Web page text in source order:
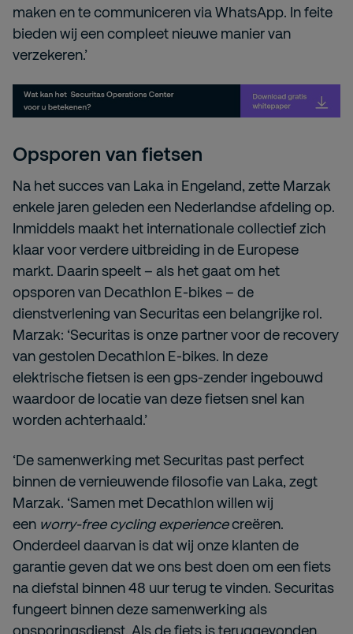
maken en te communiceren via WhatsApp. In feite
bieden wij een compleet nieuwe manier van
verzekeren.’
Opsporen van fietsen
Na het succes van Laka in Engeland, zette Marzak
enkele jaren geleden een Nederlandse afdeling op.
Inmiddels maakt het internationale collectief zich
klaar voor verdere uitbreiding in de Europese
markt. Daarin speelt – als het gaat om het
opsporen van Decathlon E-bikes – de
dienstverlening van Securitas een belangrijke rol.
Marzak: ‘Securitas is onze partner voor de recovery
van gestolen Decathlon E-bikes. In deze
elektrische fietsen is een gps-zender ingebouwd
waardoor de locatie van deze fietsen snel kan
worden achterhaald.’
‘De samenwerking met Securitas past perfect
binnen de vernieuwende filosofie van Laka, zegt
Marzak. ‘Samen met Decathlon willen wij
een worry-free cycling experiencecreëren.
Onderdeel daarvan is dat wij onze klanten de
garantie geven dat we ons best doen om een fiets
na diefstal binnen 48 uur terug te vinden. Securitas
fungeert binnen deze samenwerking als
opsporingsdienst. Als de fiets is teruggevonden,